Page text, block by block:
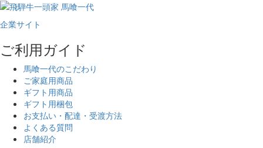
企業サイト
ご利用ガイド
馬喰一代のこだわり
ご家庭用商品
ギフト用商品
ギフト用梱包
お支払い・配達・受渡方法
よくある質問
店舗紹介